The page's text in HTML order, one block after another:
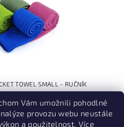
TOWEL SMALL - RUČNÍK
Kč
Vám umožnili pohodlné
provozu webu neustále
a použitelnost. Více